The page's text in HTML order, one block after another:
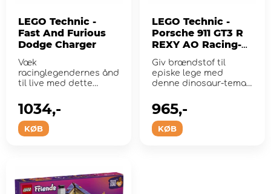
LEGO Technic -
Fast And Furious
Dodge Charger
Væk
racinglegendernes ånd
til live med dette
KØB
1034,-
LEGO Technic -
Porsche 911 GT3 R
REXY AO Racing-
Giv brændstof til
episke lege med
denne dinosaur-tema
KØB
965,-